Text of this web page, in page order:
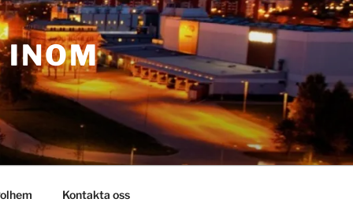
INOM
Kontakta oss